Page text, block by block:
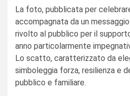
La foto, pubblicata per
accompagnata da un
rivolto al pubblico per il
anno particolarmente
Lo scatto, caratterizzato da
simboleggia forza, resilienza e
pubblico e familiare.